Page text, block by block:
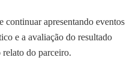
continuar apresentando eventos
e a avaliação do resultado
relato do parceiro.